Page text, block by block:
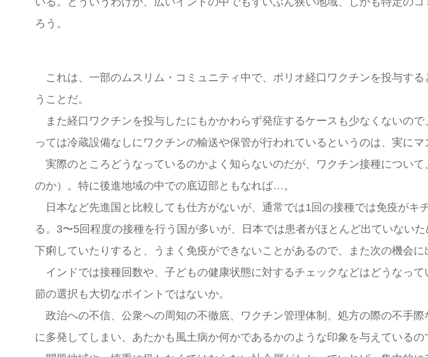
ろう。
これは、一部のムスリム・コミュニティ中で、ポリオ経口ワクチンを投与す
うことだ。
また経口ワクチンを投与したにもかかわらず発症するケースも少なくないの
っては冷蔵設備なしにワクチンの輸送や保管が行われているというのは、実にマ
実際のところどうなっているのかよく知らないのだが、ワクチン接種につい
のか）。特に後進地域の中での底辺部ともなれば…。
日本など先進国と比較しても仕方がないが、通常では1回の接種では免疫がキ
る。3〜5回程度の接種を行う国が多いが、日本では患者がほとんど出ていない
下痢していたりすると、うまく免疫ができないことがあるので、また次の機会に
インドでは接種回数や、子どもの健康状態に対するチェックなどはどうなっ
節の選択も大切なポイントではないか。
政治への不信、公衆への周知の不徹底、ワクチン管理体制、処方の際の不手
に多発してしまい、あたかも風土病か何かであるかのような印象を与えているの